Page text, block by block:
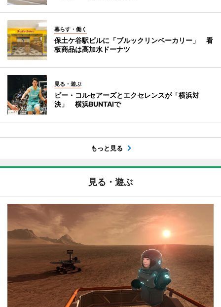
暮らす・働く
保土ケ谷駅ビルに「ブルックリンベーカリー」 看
板商品は高加水ドーナツ
見る・遊ぶ
ビー・コルセアーズとエクセレンスが「横浜対
決」 横浜BUNTAIで
もっと見る
見る・遊ぶ